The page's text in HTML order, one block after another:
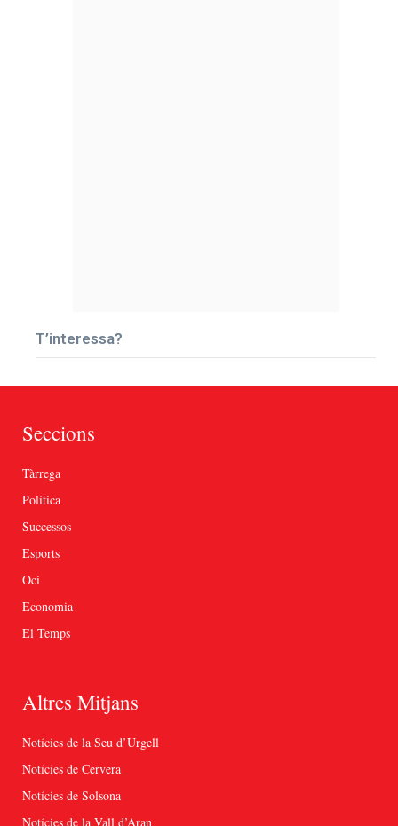
T’interessa?
Seccions
Tàrrega
Política
Successos
Esports
Oci
Economia
El Temps
Altres Mitjans
Notícies de la Seu d’Urgell
Notícies de Cervera
Notícies de Solsona
Notícies de la Vall d’Aran